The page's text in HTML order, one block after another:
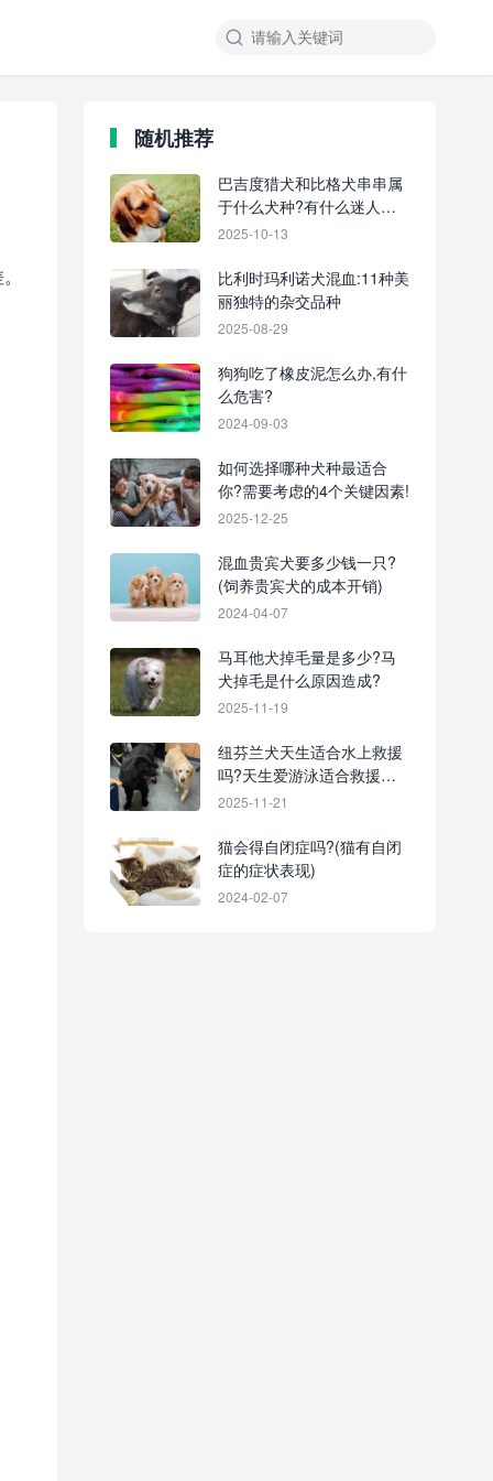
随机推荐
巴吉度猎犬和比格犬串串属
于什么犬种?有什么迷人特
点?
2025-10-13
比利时玛利诺犬混血:11种美
丽独特的杂交品种
2025-08-29
狗狗吃了橡皮泥怎么办,有什
么危害?
2024-09-03
如何选择哪种犬种最适合
你?需要考虑的4个关键因素!
2025-12-25
混血贵宾犬要多少钱一只?
(饲养贵宾犬的成本开销)
2024-04-07
马耳他犬掉毛量是多少?马
犬掉毛是什么原因造成?
2025-11-19
纽芬兰犬天生适合水上救援
吗?天生爱游泳适合救援的
五种狗狗!
2025-11-21
猫会得自闭症吗?(猫有自闭
症的症状表现)
2024-02-07